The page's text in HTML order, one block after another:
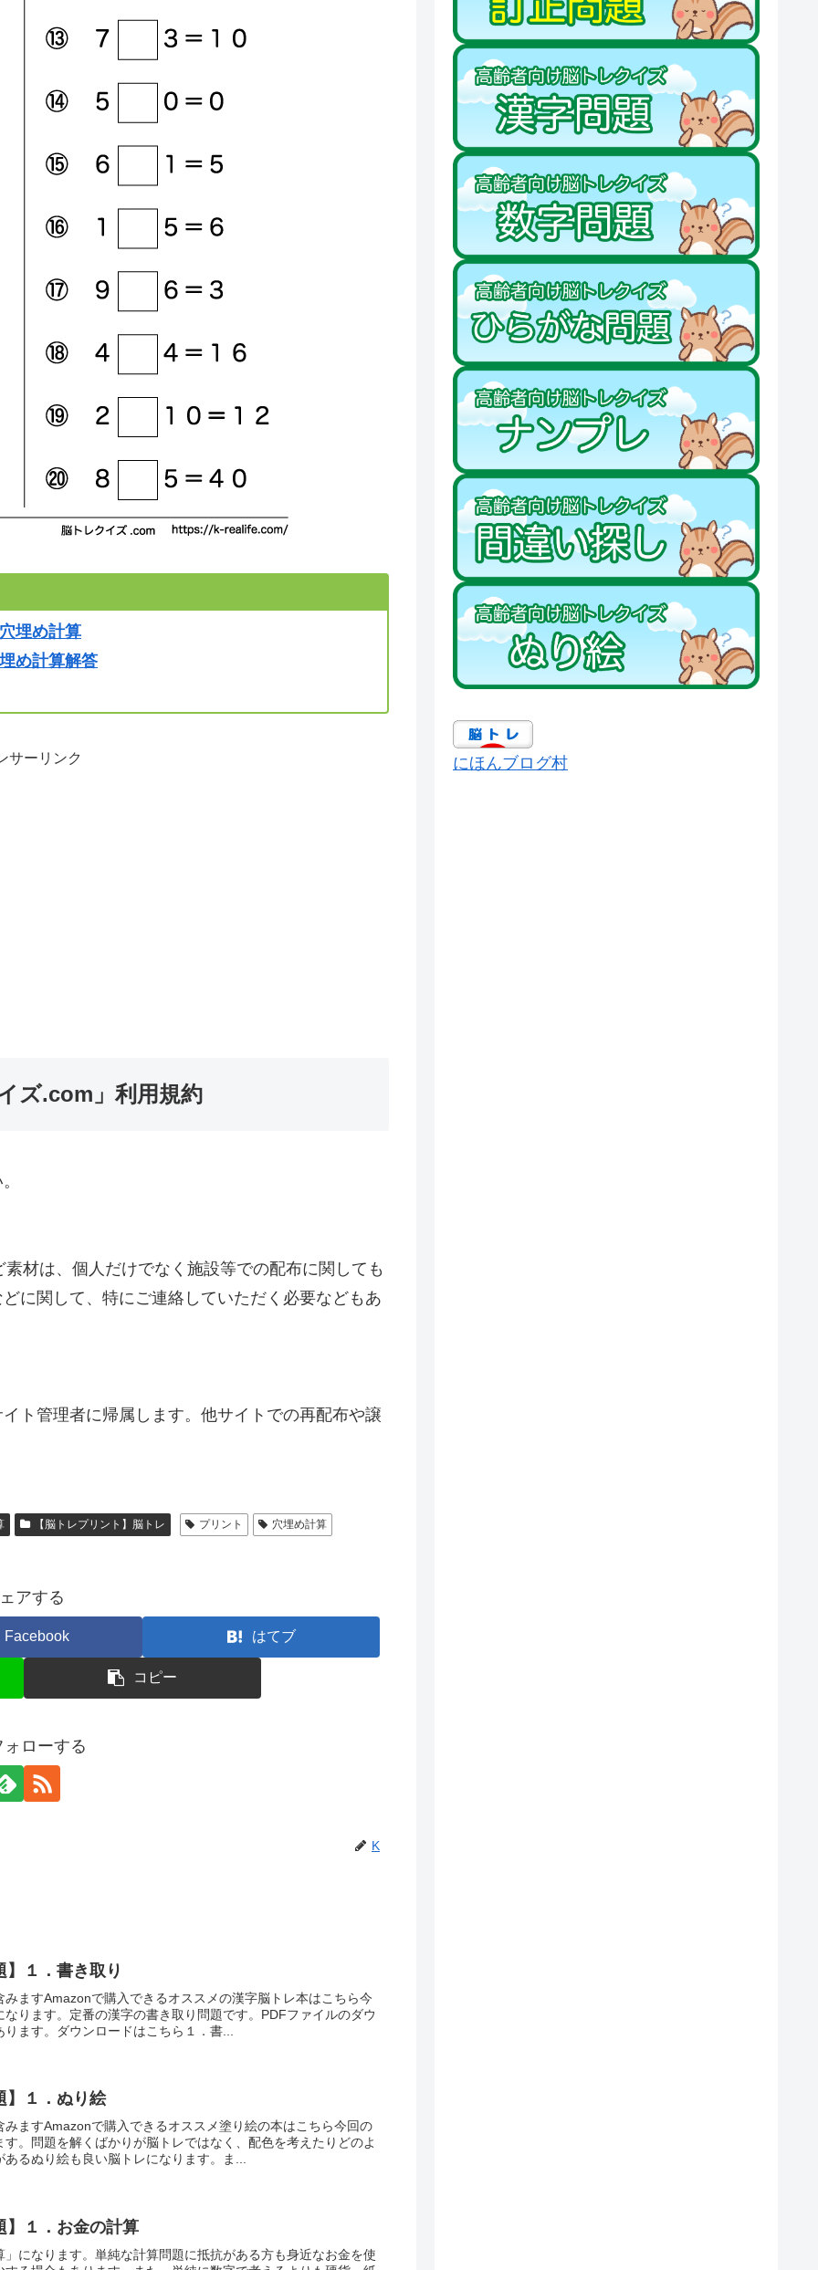
埋め計算
め計算解答
サーリンク
ズ.com」利用規約
材は、個人だけでなく施設等での配布に関しても
に関して、特にご連絡していただく必要などもあ
ト管理者に帰属します。他サイトでの再配布や譲
【脳トレプリント】脳トレ プリント 穴埋め計算
アする
Facebook はてブ
コピー
ォローする
K
】１．書き取り
ますAmazonで購入できるオススメの漢字脳トレ本はこちら今
ります。定番の漢字の書き取り問題です。PDFファイルのダウ
ます。ダウンロードはこちら１．書...
】１．ぬり絵
ますAmazonで購入できるオススメ塗り絵の本はこちら今回の
。問題を解くばかりが脳トレではなく、配色を考えたりどのよ
るぬり絵も良い脳トレになります。ま...
】１．お金の計算
になります。単純な計算問題に抵抗がある方も身近なお金を使
にほんブログ村